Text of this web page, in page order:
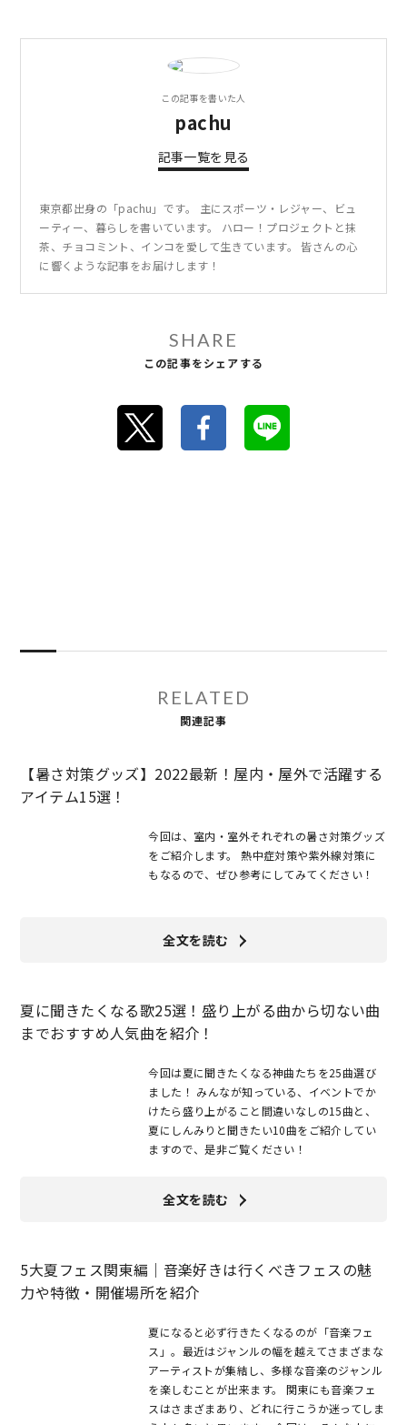
この記事を書いた人
pachu
記事一覧を見る
東京都出身の「pachu」です。 主にスポーツ・レジャー、ビュ
ーティー、暮らしを書いています。 ハロー！プロジェクトと抹
茶、チョコミント、インコを愛して生きています。 皆さんの心
に響くような記事をお届けします！
SHARE
この記事をシェアする
RELATED
関連記事
【暑さ対策グッズ】2022最新！屋内・屋外で活躍する
アイテム15選！
今回は、室内・室外それぞれの暑さ対策グッズ
をご紹介します。 熱中症対策や紫外線対策に
もなるので、ぜひ参考にしてみてください！
全文を読む
夏に聞きたくなる歌25選！盛り上がる曲から切ない曲
までおすすめ人気曲を紹介！
今回は夏に聞きたくなる神曲たちを25曲選び
ました！ みんなが知っている、イベントでか
けたら盛り上がること間違いなしの15曲と、
夏にしんみりと聞きたい10曲をご紹介してい
ますので、是非ご覧ください！
全文を読む
5大夏フェス関東編｜音楽好きは行くべきフェスの魅
力や特徴・開催場所を紹介
夏になると必ず行きたくなるのが「音楽フェ
ス」。最近はジャンルの幅を越えてさまざまな
アーティストが集結し、多様な音楽のジャンル
を楽しむことが出来ます。 関東にも音楽フェ
スはさまざまあり、どれに行こうか迷ってしま